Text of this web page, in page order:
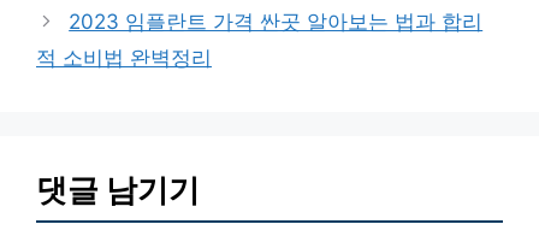
리
2023 임플란트 가격 싼곳 알아보는 법과 합리
적 소비법 완벽정리
댓글 남기기